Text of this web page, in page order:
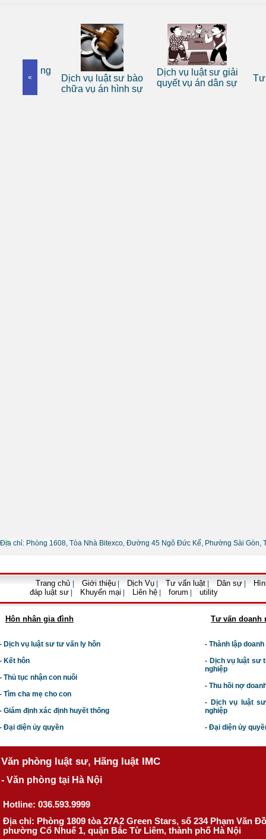
«
Dịch vụ luật sư bào
chữa vụ án hình sự
Dịch vụ luật sư giải
quyết vụ án dân sự
Tư
• Thông tin liên hệ
Địa chỉ: Phòng 1608, Tòa Nhà Bitexco, Đường 45 Ngô Đức Kế, Phường Sài Gòn,
Trang chủ Giới thiệu Dịch Vụ Tư vấn luật Dân sự
đáp luật sư
Khuyến mại Liên hệ forum utility
Hôn nhân gia đình
Dịch vụ luật sư tư vấn ly hôn
Kết hôn
Thủ tục nhận con nuôi
Tìm cha mẹ cho con
Giám định xác định huyết thống
Đại diện ủy quyền
Tư vấn doanh
- Thành lập
- Dịch vụ luật sư t
nghiệp
- Thu hồi nợ
- Dịch vụ luật
nghiệp
- Đại diện ủy
Văn phòng luật sư, Hãng luật IMC
- Văn phòng tại Hà Nội
Hotline: 036.593.9999
Địa chỉ: Phòng 1809 tòa 27A2 Green Stars, số 234 Phạm Văn
phường Cổ Nhuế 1, quận Bắc Từ Liêm, thành phố Hà Nội